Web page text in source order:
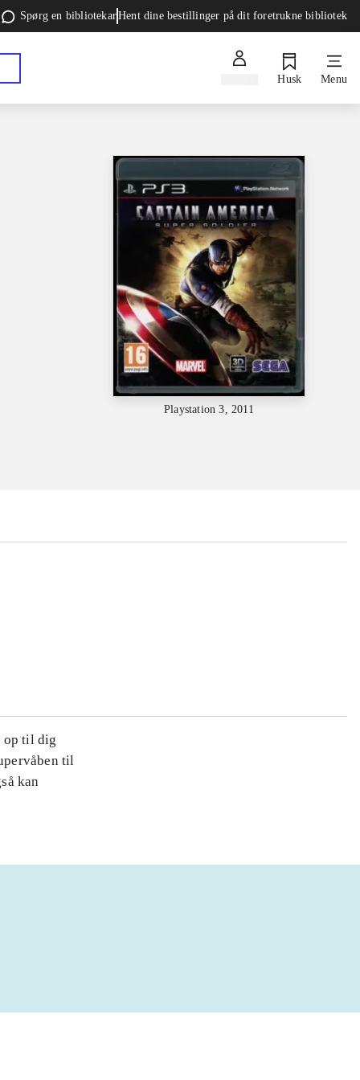
Spørg en bibliotekarHent dine bestillinger på dit foretrukne bibliotek
Husk Menu
Playstation 3, 2011
op til dig
til
kan